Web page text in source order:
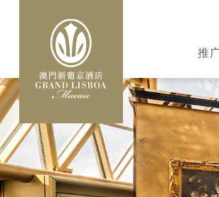
要
内
容
NAVIGATION
推